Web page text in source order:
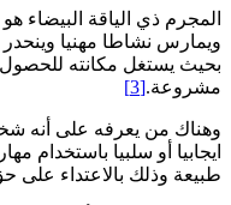
المجرم ذي الياقة
ويمارس نشاطا مهنيا
بحيث يستغل مكانته
مشروعة.[3]
وهناك من يعرفه على أنه
ايجابيا أو سلبيا باستخدام
طبيعة وذلك بالاعتداء على